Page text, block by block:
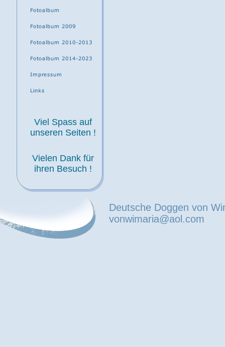
Viel Spass auf
unseren Seiten !
Vielen Dank für
ihren Besuch !
Deutsche Doggen von
vonwimaria@aol.com